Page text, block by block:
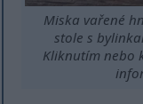
Miska vařené
stole s
Kliknutím nebo